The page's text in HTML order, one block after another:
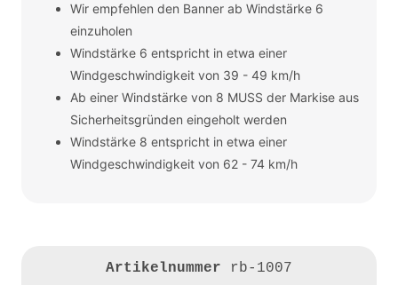
Wir empfehlen den Banner ab Windstärke 6
einzuholen
Windstärke 6 entspricht in etwa einer
Windgeschwindigkeit von 39 - 49 km/h
Ab einer Windstärke von 8 MUSS der Markise aus
Sicherheitsgründen eingeholt werden
Windstärke 8 entspricht in etwa einer
Windgeschwindigkeit von 62 - 74 km/h
Artikelnummer
rb-1007